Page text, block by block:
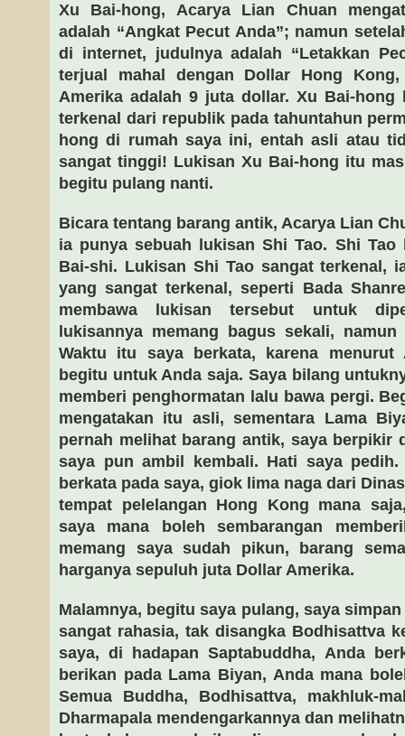
Xu Bai-hong, Acarya Lian Chuan
adalah “Angkat Pecut Anda”; namun
di internet, judulnya adalah “Letakkan
terjual mahal dengan Dollar Hong
Amerika adalah 9 juta dollar. Xu Bai-hong
terkenal dari republik pada tahuntahun
hong di rumah saya ini, entah asli atau
sangat tinggi! Lukisan Xu Bai-hong itu
begitu pulang nanti.
Bicara tentang barang antik, Acarya Lian
ia punya sebuah lukisan Shi Tao. Shi Tao
Bai-shi. Lukisan Shi Tao sangat terkenal,
yang sangat terkenal, seperti Bada
membawa lukisan tersebut untuk
lukisannya memang bagus sekali,
Waktu itu saya berkata, karena
begitu untuk Anda saja. Saya bilang
memberi penghormatan lalu bawa pergi.
mengatakan itu asli, sementara Lama
pernah melihat barang antik, saya berpikir
saya pun ambil kembali. Hati saya
berkata pada saya, giok lima naga dari
tempat pelelangan Hong Kong mana
saya mana boleh sembarangan
memang saya sudah pikun, barang
harganya sepuluh juta Dollar Amerika.
Malamnya, begitu saya pulang, saya
sangat rahasia, tak disangka Bodhisattva
saya, di hadapan Saptabuddha, Anda
berikan pada Lama Biyan, Anda mana
Semua Buddha, Bodhisattva, makhluk-
Dharmapala mendengarkannya dan